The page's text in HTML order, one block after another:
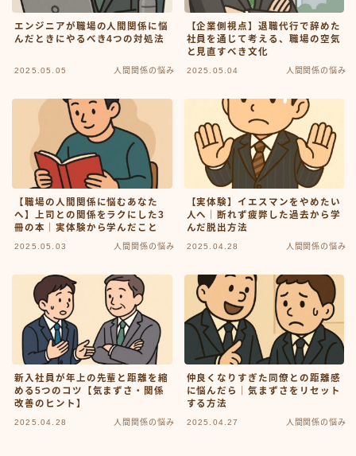
エンジニアが職場の人間関係に悩
んだときにやるべき4つの対処法
2025.05.05 人間関係の悩み
【企業側視点】退職代行で辞めた
社員を通じて考える、職場の空気
と見直すべき文化
2025.05.04 人間関係の悩み
【職場の人間関係に悩むあなた
へ】上司との関係をラクにした3
冊の本｜実体験から学んだこと
2025.05.03 人間関係の悩み
【実体験】イエスマンをやめたい
人へ｜断れず疲弊した過去から学
んだ脱出方法
2025.04.28 人間関係の悩み
新入社員が年上の先輩と距離を縮
める5つのコツ【気まずさ・関係
改善のヒント】
2025.04.28 人間関係の悩み
仲良くなりすぎた同僚との距離感
に悩んだら｜気まずさをリセット
する方法
2025.04.27 人間関係の悩み